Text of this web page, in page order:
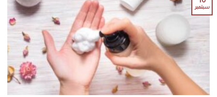
سبتمبر